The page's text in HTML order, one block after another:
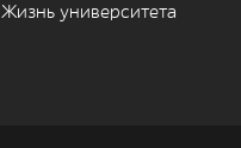
Жизнь университета